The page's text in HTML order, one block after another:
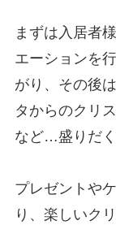
まずは入居者
エーションを
がり、その後
タからのクリ
など…盛りだく
プレゼントや
り、楽しいク